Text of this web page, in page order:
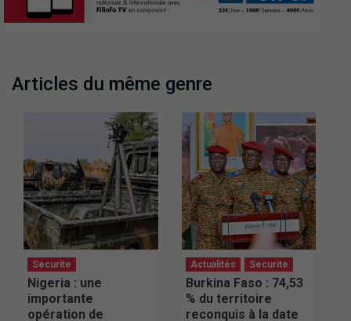
Articles du même genre
Securite
Nigeria : une
importante
opération de
Actualités Securite
Burkina Faso : 74,53
% du territoire
reconquis à la date